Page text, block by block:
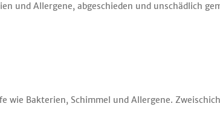
und Allergene, abgeschieden und unschädlich
Bakterien, Schimmel und Allergene.